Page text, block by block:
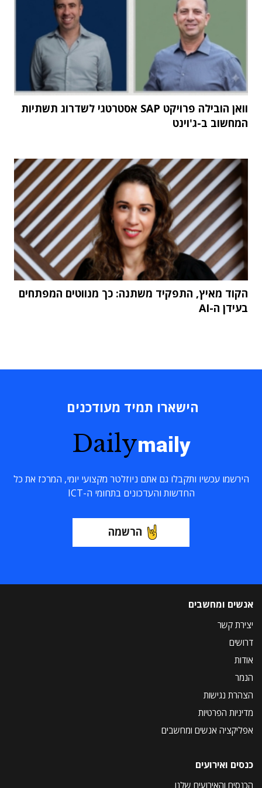
וואן הובילה פרויקט SAP אסטרטגי לשדרוג תשתיות
המחשוב ב-ג'וינט
הקוד מאיץ, התפקיד משתנה: כך מנווטים המפתחים
בעידן ה-AI
הישארו תמיד מעודכנים
Dailymaily
הירשמו עכשיו ותקבלו גם אתם ניוזלטר מקצועי יומי, המרכז את כל
החדשות והעדכונים בתחומי ה-ICT
הרשמה
אנשים ומחשבים
יצירת קשר
דרושים
אודות
הנמר
הצהרת נגישות
מדיניות הפרטיות
אפליקציה אנשים ומחשבים
כנסים ואירועים
הכנסים והאירועים שלנו